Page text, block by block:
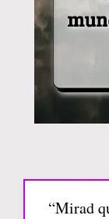
“Mirad